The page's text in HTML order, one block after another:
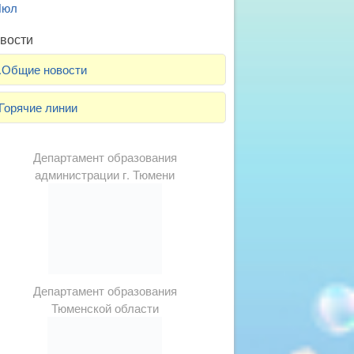
.Общие новости
Горячие линии
Департамент образования
администрации г. Тюмени
Департамент образования
Тюменской области